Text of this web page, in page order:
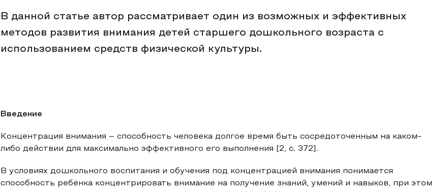
В данной статье автор рассматривает один из возможных и эффективных
методов развития внимания детей старшего дошкольного возраста с
использованием средств физической культуры.
Введение
Концентрация внимания – способность человека долгое время быть сосредоточенным на каком-
либо действии для максимально эффективного его выполнения [2, с. 372].
В условиях дошкольного воспитания и обучения под концентрацией внимания понимается
способность ребёнка концентрировать внимание на получение знаний, умений и навыков, при этом